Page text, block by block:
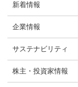
新着情報
企業情報
サステナビリティ
株主・投資家情報